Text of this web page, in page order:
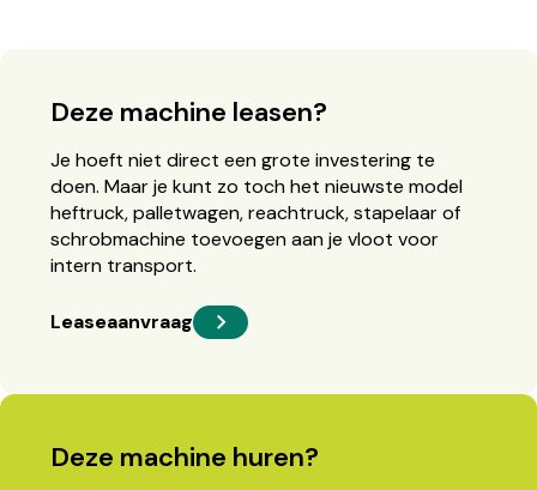
Deze machine leasen?
Je hoeft niet direct een grote investering te
doen. Maar je kunt zo toch het nieuwste model
heftruck, palletwagen, reachtruck, stapelaar of
schrobmachine toevoegen aan je vloot voor
intern transport.
Leaseaanvraag
Deze machine huren?